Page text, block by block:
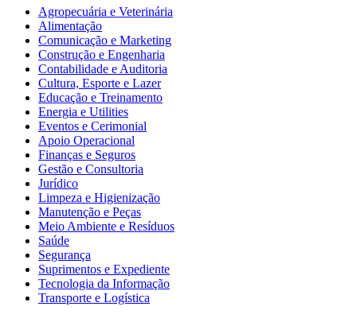
Agropecuária e Veterinária
Alimentação
Comunicação e Marketing
Construção e Engenharia
Contabilidade e Auditoria
Cultura, Esporte e Lazer
Educação e Treinamento
Energia e Utilities
Eventos e Cerimonial
Apoio Operacional
Finanças e Seguros
Gestão e Consultoria
Jurídico
Limpeza e Higienização
Manutenção e Peças
Meio Ambiente e Resíduos
Saúde
Segurança
Suprimentos e Expediente
Tecnologia da Informação
Transporte e Logística